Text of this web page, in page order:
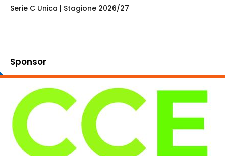
Serie C Unica | Stagione 2026/27
Sponsor